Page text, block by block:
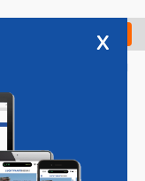
Check in
x